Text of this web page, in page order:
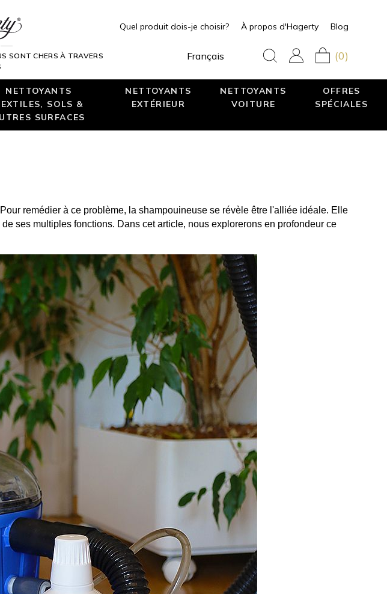
SONT CHERS À TRAVERS
Quel produit dois-je choisir? À propos d'Hagerty Blog
Français (0)
NETTOYANTS
SOLS &
SURFACES
NETTOYANTS
EXTÉRIEUR
NETTOYANTS
VOITURE
OFFRES
SPÉCIALES
remédier à ce problème, la shampouineuse se révèle être l'alliée idéale. Elle
ses multiples fonctions. Dans cet article, nous explorerons en profondeur ce